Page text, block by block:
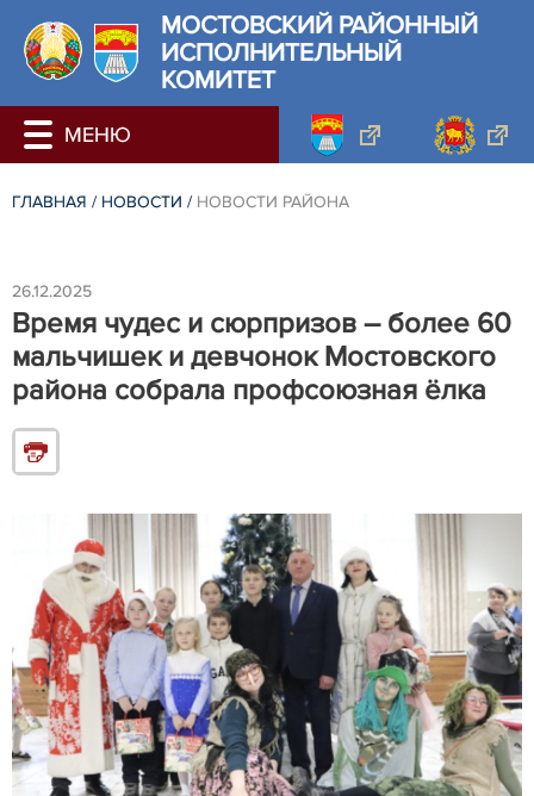
МОСТОВСКИЙ РАЙОННЫЙ
ИСПОЛНИТЕЛЬНЫЙ
КОМИТЕТ
ГЛАВНАЯ / НОВОСТИ / НОВОСТИ РАЙОНА
26.12.2025
Время чудес и сюрпризов – более 60
мальчишек и девчонок Мостовского
района собрала профсоюзная ёлка